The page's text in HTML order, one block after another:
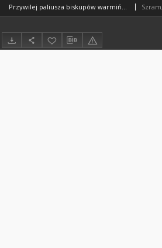
Przywilej paliusza biskupów warmińskich